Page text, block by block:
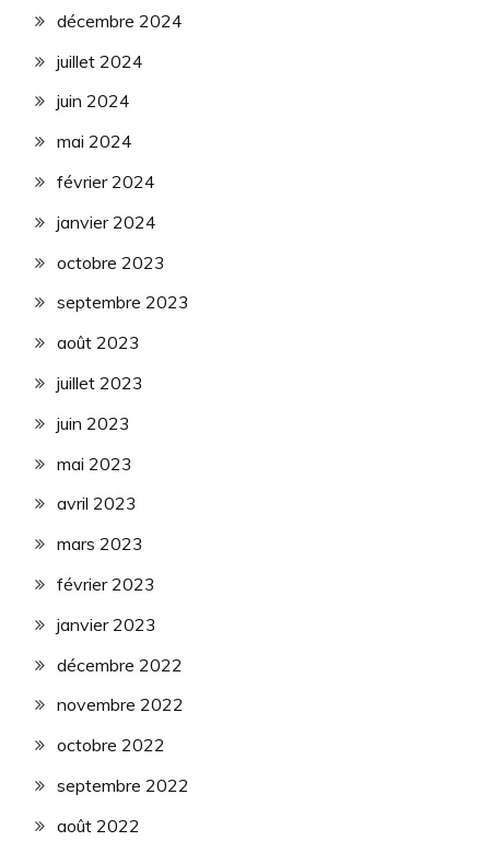
décembre 2024
juillet 2024
juin 2024
mai 2024
février 2024
janvier 2024
octobre 2023
septembre 2023
août 2023
juillet 2023
juin 2023
mai 2023
avril 2023
mars 2023
février 2023
janvier 2023
décembre 2022
novembre 2022
octobre 2022
septembre 2022
août 2022